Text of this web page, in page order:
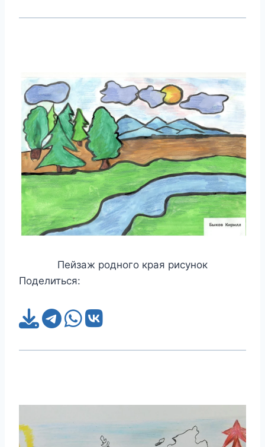
Пейзаж родного края рисунок
Поделиться: